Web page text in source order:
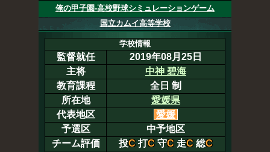
俺の甲子園-高校野球シミュレーションゲーム
国立カムイ高等学校
学校情報
監督就任
2019年08月25日
主将
中神 碧海
教育課程
全日 制
所在地
愛媛県
代表地区
愛媛
予選区
中予地区
チーム評価
投C打C 守C 走C 総C